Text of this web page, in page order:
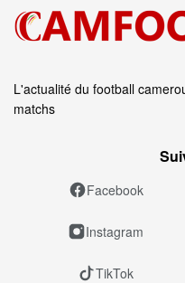
L'actualité du football
matchs
Facebook
Instagram
TikTok